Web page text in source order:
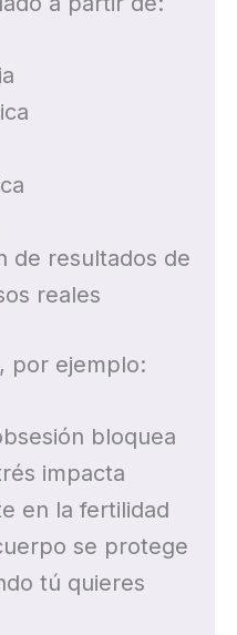
de resultados de
reales
por ejemplo:
bloquea
impacta
en la fertilidad
se protege
tú quieres